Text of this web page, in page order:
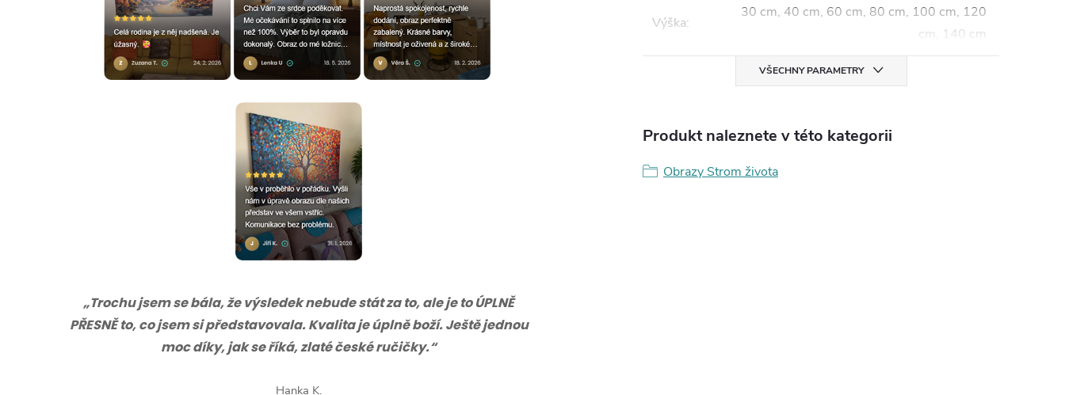
„Trochu jsem se bála, že výsledek nebude stát za to, ale je to ÚPLNĚ
PŘESNĚ to, co jsem si představovala. Kvalita je úplně boží. Ještě jednou
moc díky, jak se říká, zlaté české ručičky.“
Hanka K.
Výška:
30 cm, 40 cm, 60 cm, 80 cm, 100 cm, 120
cm, 140 cm
VŠECHNY PARAMETRY
Produkt naleznete v této kategorii
Obrazy Strom života